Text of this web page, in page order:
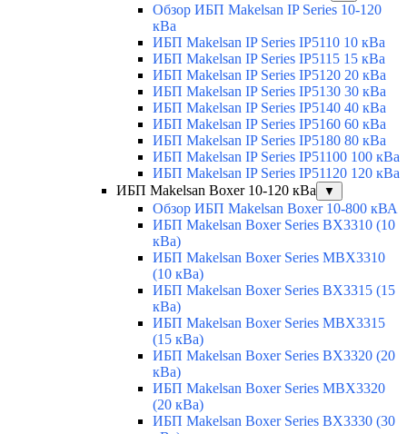
Обзор ИБП Makelsan IP Series 10-120
кВа
ИБП Makelsan IP Series IP5110 10 кВа
ИБП Makelsan IP Series IP5115 15 кВа
ИБП Makelsan IP Series IP5120 20 кВа
ИБП Makelsan IP Series IP5130 30 кВа
ИБП Makelsan IP Series IP5140 40 кВа
ИБП Makelsan IP Series IP5160 60 кВа
ИБП Makelsan IP Series IP5180 80 кВа
ИБП Makelsan IP Series IP51100 100 кВа
ИБП Makelsan IP Series IP51120 120 кВа
ИБП Makelsan Boxer 10-120 кВа
▼
Обзор ИБП Makelsan Boxer 10-800 кВА
ИБП Makelsan Boxer Series BX3310 (10
кВа)
ИБП Makelsan Boxer Series MBX3310
(10 кВа)
ИБП Makelsan Boxer Series BX3315 (15
кВа)
ИБП Makelsan Boxer Series MBX3315
(15 кВа)
ИБП Makelsan Boxer Series BX3320 (20
кВа)
ИБП Makelsan Boxer Series MBX3320
(20 кВа)
ИБП Makelsan Boxer Series BX3330 (30